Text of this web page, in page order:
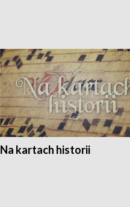
Na kartach historii